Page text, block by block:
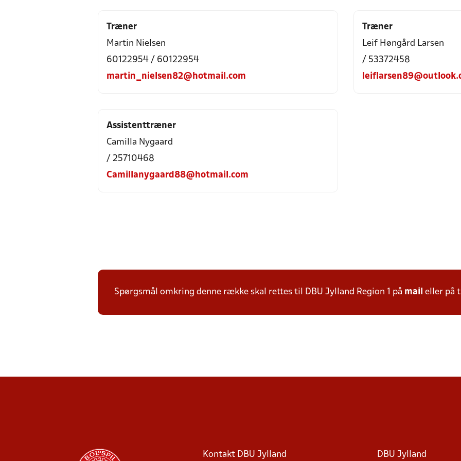
Træner
Martin Nielsen
60122954 / 60122954
martin_nielsen82@hotmail.com
Træner
Leif Høngård Larsen
/ 53372458
Assistenttræner
Camilla Nygaard
/ 25710468
Camillanygaard88@hotmail.com
Spørgsmål omkring denne række skal rettes til DBU Jylland Region 1 på mail eller på
Kontakt DBU Jylland DBU Jylland